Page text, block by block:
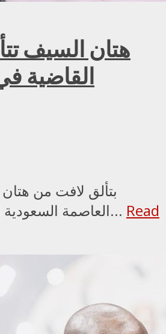
هتان السيف
القاضية
بتألق لافت من
العاصمة السعودية الرياض منافسات... Read